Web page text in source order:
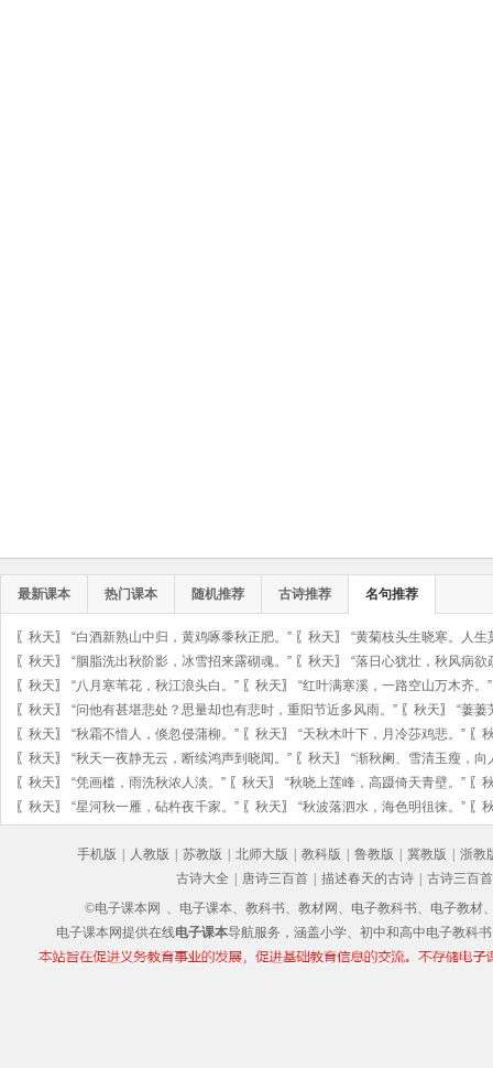
最新课本 热门课本 随机推荐 古诗推荐 名句推荐
〖 秋天〗 “白酒新熟山中归，黄鸡啄黍秋正肥。” 〖 秋天〗 “黄菊枝头生晓寒。人生
〖 秋天〗 “胭脂洗出秋阶影，冰雪招来露砌魂。” 〖 秋天〗 “落日心犹壮，秋风病欲
〖 秋天〗 “八月寒苇花，秋江浪头白。” 〖 秋天〗 “红叶满寒溪，一路空山万木齐。”
〖 秋天〗 “问他有甚堪悲处？思量却也有悲时，重阳节近多风雨。” 〖 秋天〗 “萋萋
〖 秋天〗 “秋霜不惜人，倏忽侵蒲柳。” 〖 秋天〗 “天秋木叶下，月冷莎鸡悲。” 〖
〖 秋天〗 “秋天一夜静无云，断续鸿声到晓闻。” 〖 秋天〗 “渐秋阑、雪清玉瘦，向
〖 秋天〗 “凭画槛，雨洗秋浓人淡。” 〖 秋天〗 “秋晓上莲峰，高蹑倚天青壁。” 〖
〖 秋天〗 “星河秋一雁，砧杵夜千家。” 〖 秋天〗 “秋波落泗水，海色明徂徕。” 〖
手机版 人教版 苏教版 北师大版 教科版 鲁教版 冀教版
浙教
古诗大全
唐诗三百首 描述春天的古诗
古诗三百首
©电子课本网 、电子课本、教科书、教材网、电子教科书、电子教材
电子课本网提供在线电子课本导航服务，涵盖小学、初中和高中电子教科